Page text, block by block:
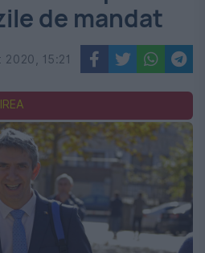
de mandat
15:21